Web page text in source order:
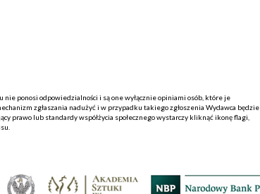
ponosi odpowiedzialności i są one wyłącznie opiniami osób, które je
zgłaszania nadużyć i w przypadku takiego zgłoszenia Wydawca będzie
prawo lub standardy współżycia społecznego wystarczy kliknąć ikonę flagi,